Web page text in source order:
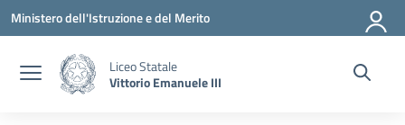
Vai ai contenuti
Vai al menu di navigazione
Vai al footer
Ministero dell'Istruzione e del Merito
Liceo Statale
Vittorio Emanuele III